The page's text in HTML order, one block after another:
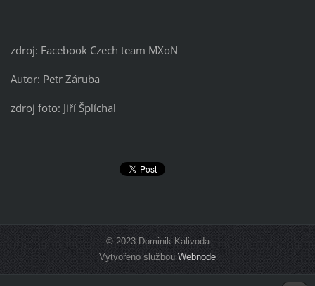
zdroj: Facebook Czech team MXoN
Autor: Petr Záruba
zdroj foto: Jiří Šplíchal
© 2023 Dominik Kalivoda
Vytvořeno službou Webnode